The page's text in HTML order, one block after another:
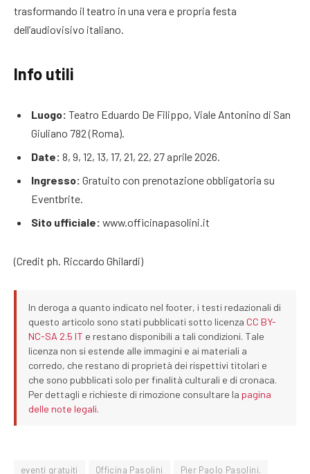
trasformando il teatro in una vera e propria festa
dell’audiovisivo italiano.
Info utili
Luogo: Teatro Eduardo De Filippo, Viale Antonino di San
Giuliano 782 (Roma).
Date: 8, 9, 12, 13, 17, 21, 22, 27 aprile 2026.
Ingresso: Gratuito con prenotazione obbligatoria su
Eventbrite.
Sito ufficiale: www.officinapasolini.it
(Credit ph. Riccardo Ghilardi)
In deroga a quanto indicato nel footer, i testi redazionali di
questo articolo sono stati pubblicati sotto licenza CC BY-
NC-SA 2.5 IT e restano disponibili a tali condizioni. Tale
licenza non si estende alle immagini e ai materiali a
corredo, che restano di proprietà dei rispettivi titolari e
che sono pubblicati solo per finalità culturali e di cronaca.
Per dettagli e richieste di rimozione consultare la pagina
delle note legali.
eventi gratuiti Officina Pasolini Pier Paolo Pasolini.